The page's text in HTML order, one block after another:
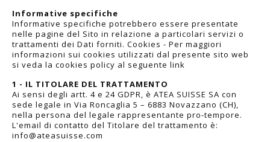
Informative specifiche
Informative specifiche potrebbero essere presentate
nelle pagine del Sito in relazione a particolari servizi o
trattamenti dei Dati forniti. Cookies - Per maggiori
informazioni sui cookies utilizzati dal presente sito web
si veda la cookies policy al seguente link
1 - IL TITOLARE DEL TRATTAMENTO
Ai sensi degli artt. 4 e 24 GDPR, è ATEA SUISSE SA con
sede legale in Via Roncaglia 5 – 6883 Novazzano (CH),
nella persona del legale rappresentante pro-tempore.
L'email di contatto del Titolare del trattamento è:
info@ateasuisse.com